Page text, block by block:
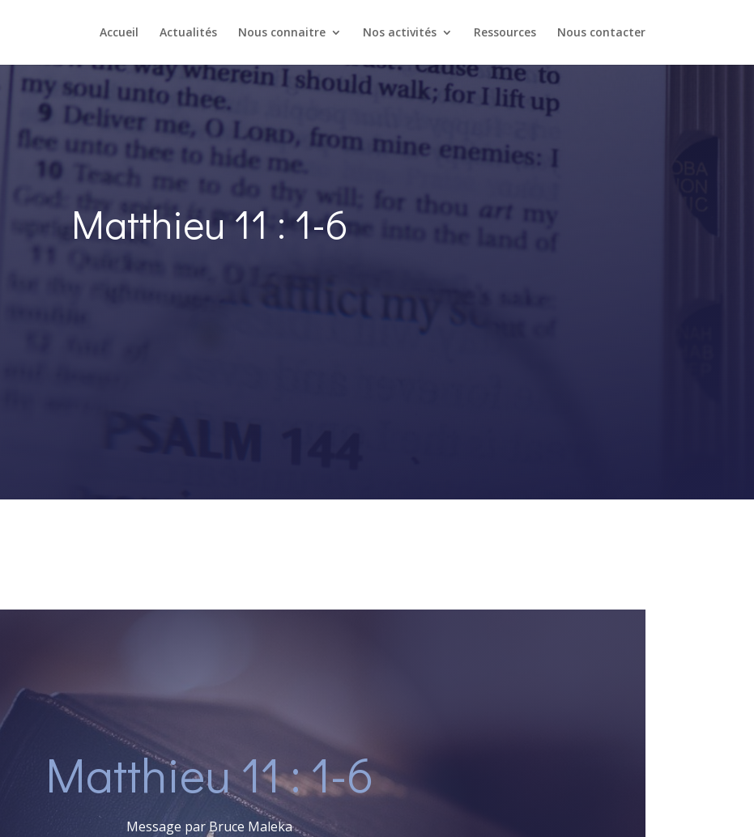
Accueil Actualités Nous connaitre Nos activités Ressources Nous contacter
Matthieu 11 : 1-6
Matthieu 11 : 1-6
Message par Bruce Maleka